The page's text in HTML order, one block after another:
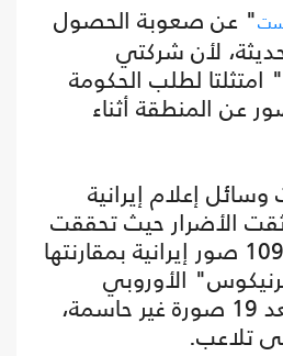
" عن صعوبة الحصول
لأن شركتي
لطلب الحكومة
عن المنطقة أثناء
إعلام إيرانية
الأضرار حيث تحققت
الصحيفة من صحة 109 صور إيرانية بمقارنتها
الأوروبي
و"بلانيت"، واستبعد 19 صورة غير حاسمة،
تلاعب.